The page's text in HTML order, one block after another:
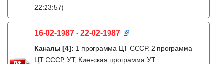
22:23:57)
16-02-1987 - 22-02-1987
Каналы [4]: 1 программа ЦТ СССР, 2 программа
ЦТ СССР, УТ, Киевская программа УТ